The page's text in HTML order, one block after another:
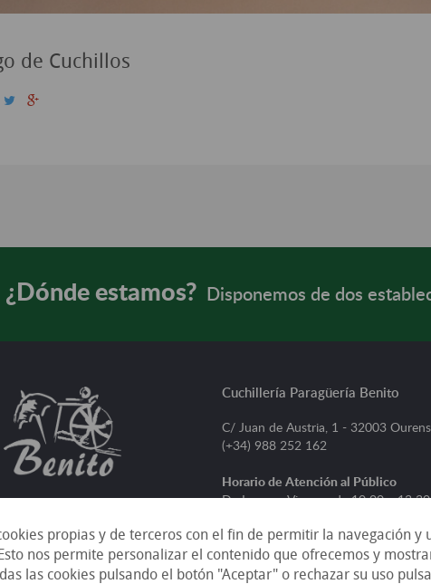
de Cuchillos
¿Dónde estamos? Disponemos de dos
Cuchillería Paragüería Benito
C/ Juan de Austria, 1 - 32003
(+34) 988 252 162
Horario de Atención al Público
De Lunes a Viernes, de 10:00 a
Sábados, de 10:00 a 13:30
propias y de terceros con el fin de permitir la navegación
nos permite personalizar el contenido que ofrecemos y
las cookies pulsando el botón "Aceptar" o rechazar su uso